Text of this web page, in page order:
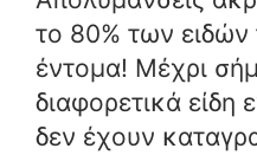
το 80% των ειδών
έντομα! Μέχρι
διαφορετικά είδη
δεν έχουν